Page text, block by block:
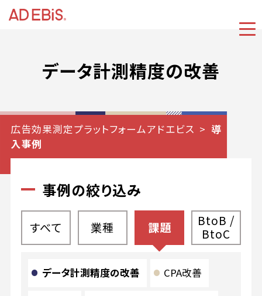
データ計測精度の改善
広告効果測定プラットフォームアドエビス
導
入事例
事例の絞り込み
すべて 業種 課題
BtoB /
BtoC
データ計測精度の改善 CPA改善